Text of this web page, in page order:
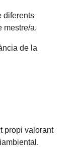
mestre/a.
de la
propi valorant